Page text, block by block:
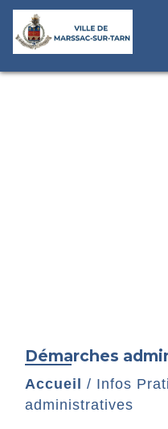
Démarches
Accueil / Infos
administratives